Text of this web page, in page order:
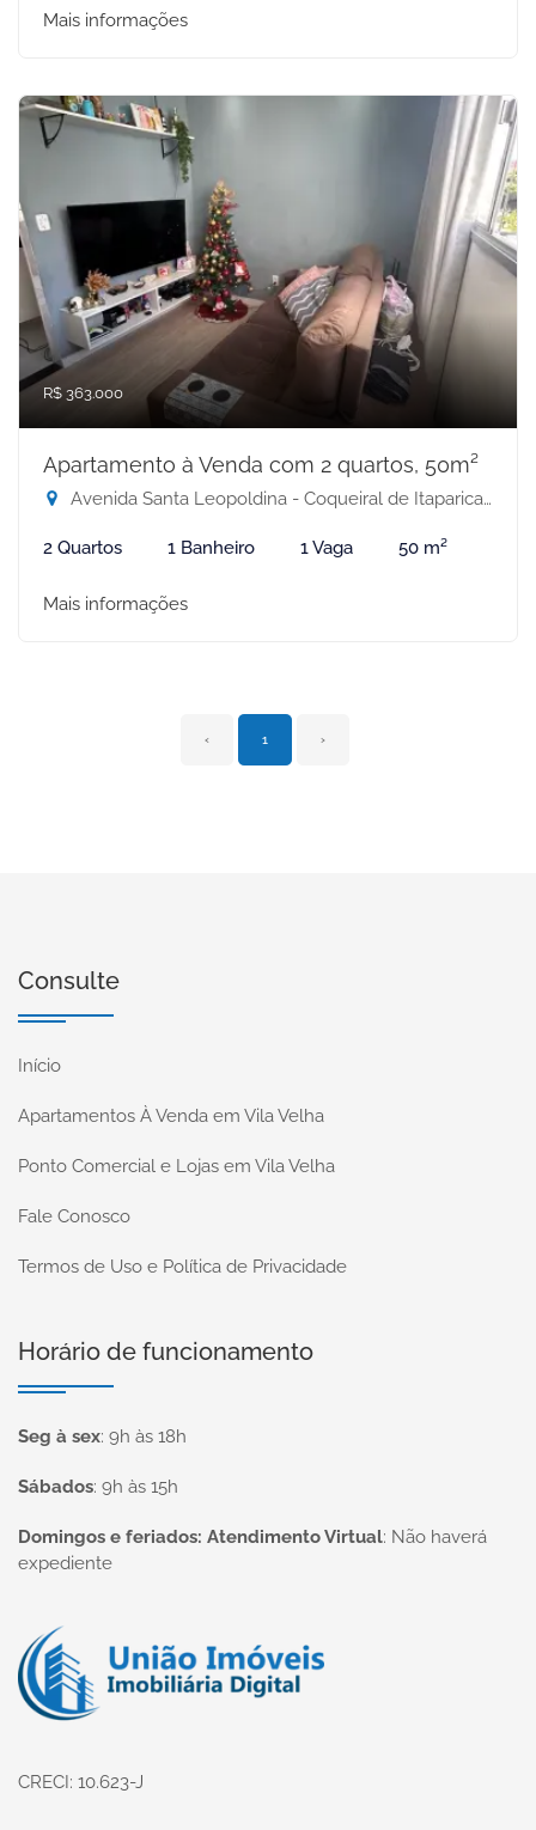
Mais informações
R$ 363.000
Apartamento à Venda com 2 quartos, 50m²
Avenida Santa Leopoldina - Coqueiral de Itaparica, Vila Velha-ES
2 Quartos 1 Banheiro 1 Vaga 50 m²
Mais informações
‹ 1 ›
Consulte
Início
Apartamentos À Venda em Vila Velha
Ponto Comercial e Lojas em Vila Velha
Fale Conosco
Termos de Uso e Política de Privacidade
Horário de funcionamento
Seg à sex: 9h às 18h
Sábados: 9h às 15h
Domingos e feriados: Atendimento Virtual: Não haverá
expediente
Página inicial
CRECI: 10.623-J